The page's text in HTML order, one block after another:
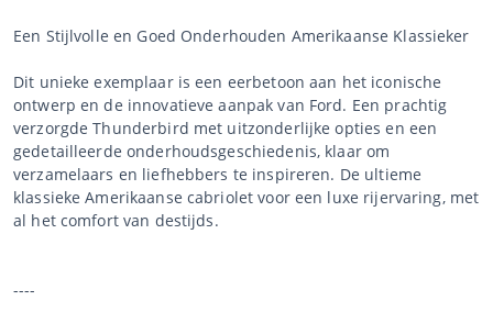
Een Stijlvolle en Goed Onderhouden Amerikaanse Klassieker
Dit unieke exemplaar is een eerbetoon aan het iconische
ontwerp en de innovatieve aanpak van Ford. Een prachtig
verzorgde Thunderbird met uitzonderlijke opties en een
gedetailleerde onderhoudsgeschiedenis, klaar om
verzamelaars en liefhebbers te inspireren. De ultieme
klassieke Amerikaanse cabriolet voor een luxe rijervaring, met
al het comfort van destijds.
----